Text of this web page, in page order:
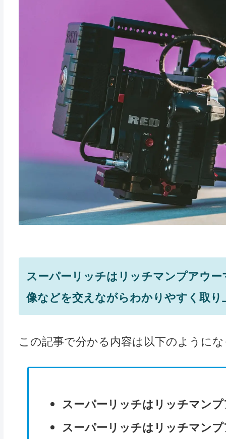
スーパーリッチはリッチマンプアウ
像などを交えながらわかりやすく取
この記事で分かる内容は以下のように
スーパーリッチはリッチマン
スーパーリッチはリッチマン